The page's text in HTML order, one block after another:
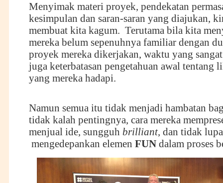
Menyimak materi proyek, pendekatan
kesimpulan dan saran-saran yang diajukan,
membuat kita kagum. Terutama bila kita
mereka belum sepenuhnya familiar dengan
proyek mereka dikerjakan, waktu yang
juga keterbatasan pengetahuan awal
yang mereka hadapi.
Namun semua itu tidak menjadi hambatan
tidak kalah pentingnya, cara mereka
menjual ide, sungguh brilliant, dan tidak lupa
mengedepankan elemen FUNdalam proses